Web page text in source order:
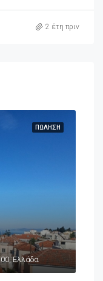
2 έτη πριν
ΠΏΛΗΣΗ
Ελλάδα